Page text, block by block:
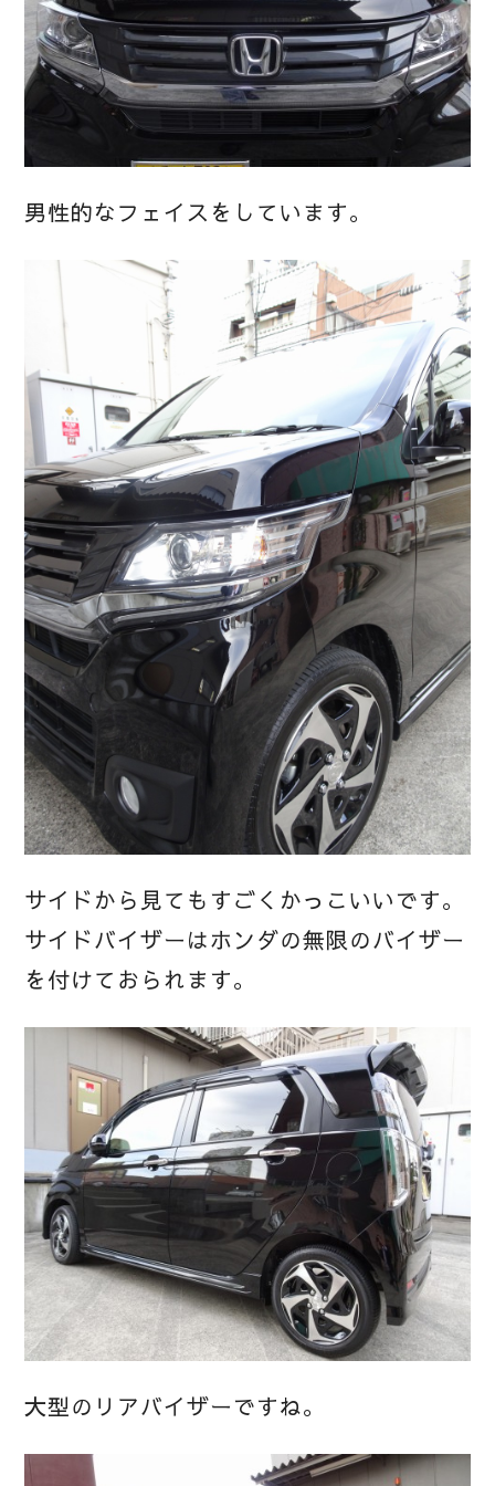
男性的なフェイスをしています。
サイドから見てもすごくかっこいいです。
サイドバイザーはホンダの無限のバイザー
を付けておられます。
大型のリアバイザーですね。